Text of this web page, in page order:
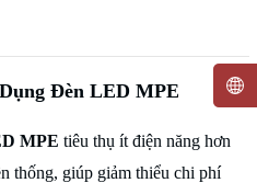
Đèn LED MPE
MPE tiêu thụ ít điện năng hơn
thống, giúp giảm thiểu chi phí